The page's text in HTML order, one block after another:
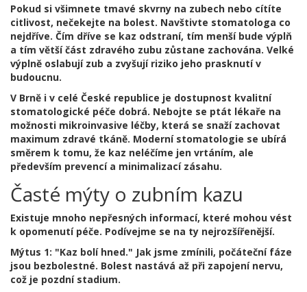
Pokud si všimnete tmavé skvrny na zubech nebo cítíte
citlivost, nečekejte na bolest. Navštivte stomatologa co
nejdříve. Čím dříve se kaz odstraní, tím menší bude výplň
a tím větší část zdravého zubu zůstane zachována. Velké
výplně oslabují zub a zvyšují riziko jeho prasknutí v
budoucnu.
V Brně i v celé České republice je dostupnost kvalitní
stomatologické péče dobrá. Nebojte se ptát lékaře na
možnosti mikroinvasive léčby, která se snaží zachovat
maximum zdravé tkáně. Moderní stomatologie se ubírá
směrem k tomu, že kaz neléčíme jen vrtáním, ale
především prevencí a minimalizací zásahu.
Časté mýty o zubním kazu
Existuje mnoho nepřesných informací, které mohou vést
k opomenutí péče. Podívejme se na ty nejrozšířenější.
Mýtus 1: "Kaz bolí hned." Jak jsme zmínili, počáteční fáze
jsou bezbolestné. Bolest nastává až při zapojení nervu,
což je pozdní stadium.